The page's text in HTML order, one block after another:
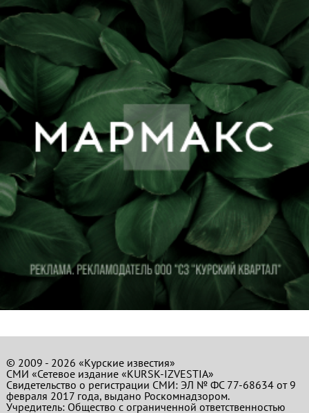
© 2009 - 2026 «Курские известия»
СМИ «Сетевое издание «KURSK-IZVESTIA»
Свидетельство о регистрации СМИ: ЭЛ № ФС 77-68634 от 9
февраля 2017 года, выдано Роскомнадзором.
Учредитель: Общество с ограниченной ответственностью